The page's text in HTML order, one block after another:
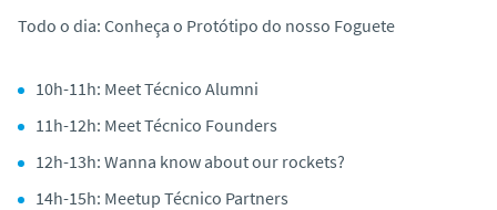
Todo o dia: Conheça o Protótipo do nosso Foguete
10h-11h: Meet Técnico Alumni
11h-12h: Meet Técnico Founders
12h-13h: Wanna know about our rockets?
14h-15h: Meetup Técnico Partners